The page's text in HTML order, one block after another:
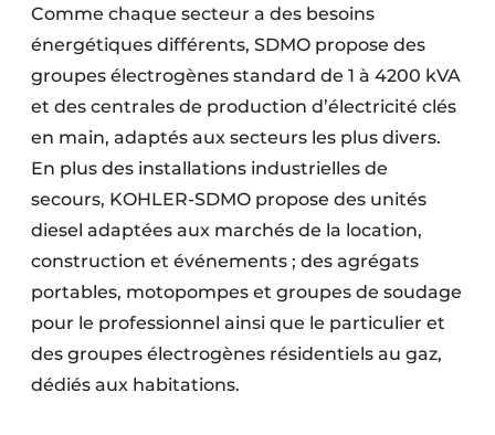
Comme chaque secteur a des besoins
énergétiques différents, SDMO propose des
groupes électrogènes standard de 1 à 4200 kVA
et des centrales de production d’électricité clés
en main, adaptés aux secteurs les plus divers.
En plus des installations industrielles de
secours, KOHLER-SDMO propose des unités
diesel adaptées aux marchés de la location,
construction et événements ; des agrégats
portables, motopompes et groupes de soudage
pour le professionnel ainsi que le particulier et
des groupes électrogènes résidentiels au gaz,
dédiés aux habitations.